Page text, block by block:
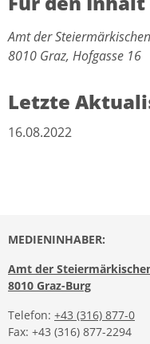
Amt der
8010 Graz, Hofgasse 16
Letzte
16.08.2022
MEDIENINHABER:
Amt der
8010 Graz-Burg
Telefon: +43 (316) 877-0
Fax: +43 (316) 877-2294